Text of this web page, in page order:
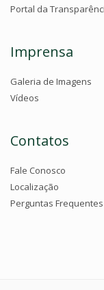
Portal da
Imprensa
Galeria de Imagens
Vídeos
Contatos
Fale Conosco
Localização
Perguntas Frequentes